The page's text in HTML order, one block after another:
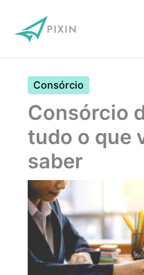
para
Consórcio
Consórcio
tudo o que
saber